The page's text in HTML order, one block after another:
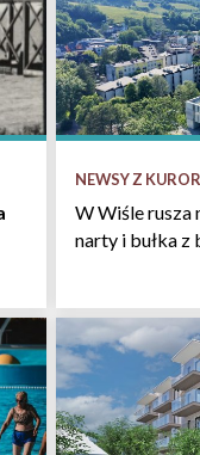
NEWSY Z
W Wiśle rusza
narty i bułka z